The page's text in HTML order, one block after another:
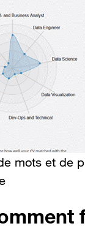
mots et de